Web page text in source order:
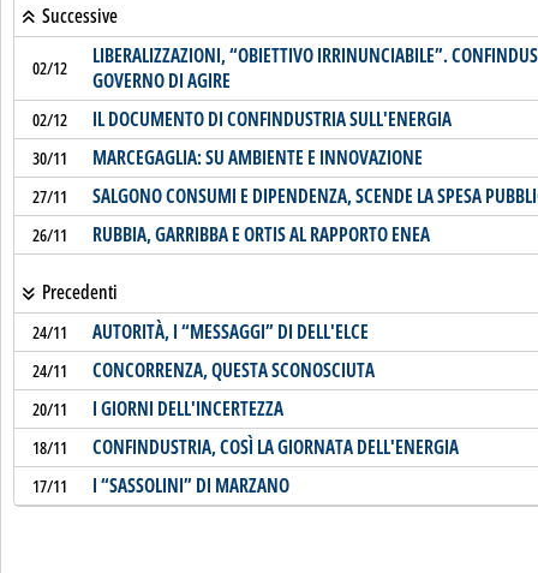
Successive
02/12
LIBERALIZZAZIONI, “OBIETTIVO IRRINUNCIABILE”.
GOVERNO DI AGIRE
02/12 IL DOCUMENTO DI CONFINDUSTRIA SULL'ENERGIA
30/11 MARCEGAGLIA: SU AMBIENTE E INNOVAZIONE
27/11 SALGONO CONSUMI E DIPENDENZA, SCENDE LA SPESA
26/11 RUBBIA, GARRIBBA E ORTIS AL RAPPORTO ENEA
Precedenti
24/11 AUTORITÀ, I “MESSAGGI” DI DELL'ELCE
24/11 CONCORRENZA, QUESTA SCONOSCIUTA
20/11 I GIORNI DELL'INCERTEZZA
18/11 CONFINDUSTRIA, COSÌ LA GIORNATA DELL'ENERGIA
17/11 I “SASSOLINI” DI MARZANO